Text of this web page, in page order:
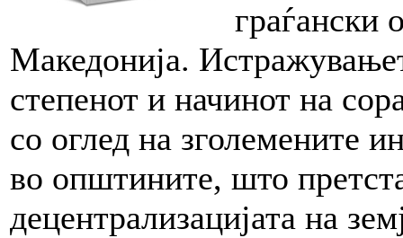
граѓански
Македонија.
степенот и начинот на
со оглед на зголемените
во општините, што
децентрализацијата на